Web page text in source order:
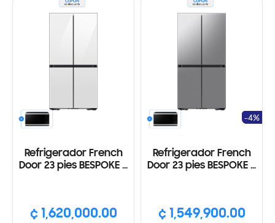
Refrigerador French
Door 23 pies BESPOKE 4
¢ 1,620,000.00
Refrigerador French
Door 23 pies BESPOKE 4
inoxidable
¢ 1,549,900.00
-4%